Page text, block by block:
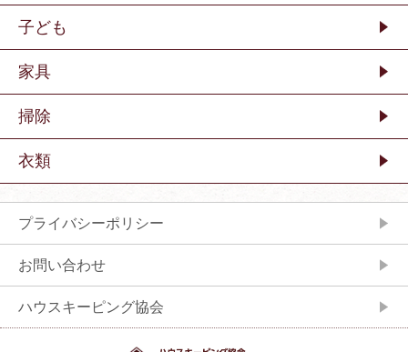
子ども
家具
掃除
衣類
プライバシーポリシー
お問い合わせ
ハウスキーピング協会